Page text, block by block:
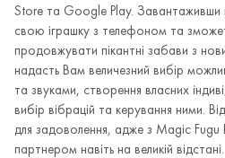
Store та Google Play. Завантаживши
свою іграшку з телефоном та
продовжувати пікантні забави з
надасть Вам величезний вибір
та звуками, створення власних
вибір вібрацій та керування ними.
для задоволення, адже з Magic Fugu
партнером навіть на великій відстані.